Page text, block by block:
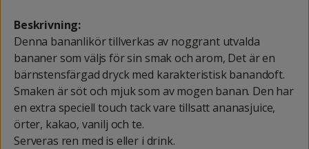
Beskrivning:
Denna bananlikör tillverkas av noggrant utvalda
bananer som väljs för sin smak och arom, Det är en
bärnstensfärgad dryck med karakteristisk banandoft.
Smaken är söt och mjuk som av mogen banan. Den har
en extra speciell touch tack vare tillsatt ananasjuice,
örter, kakao, vanilj och te.
Serveras ren med is eller i drink.